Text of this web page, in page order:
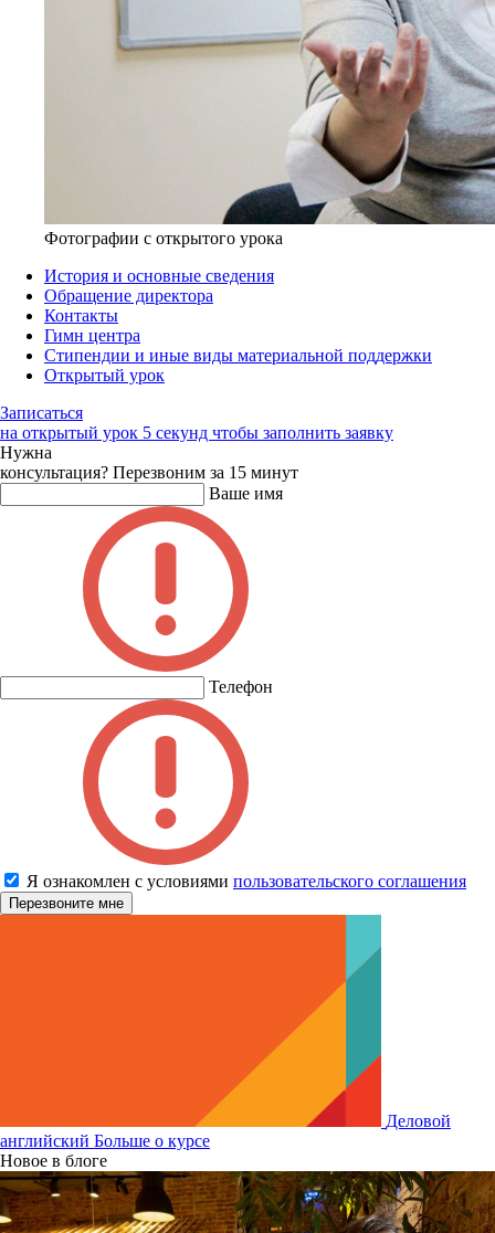
Фотографии с открытого урока
История и основные сведения
Обращение директора
Контакты
Гимн центра
Стипендии и иные виды материальной поддержки
Открытый урок
Записаться
на открытый урок 5 секунд чтобы заполнить заявку
Нужна
консультация? Перезвоним за 15 минут
Ваше имя
Телефон
Я ознакомлен с условиями пользовательского соглашения
Деловой
английский Больше о курсе
Новое в блоге